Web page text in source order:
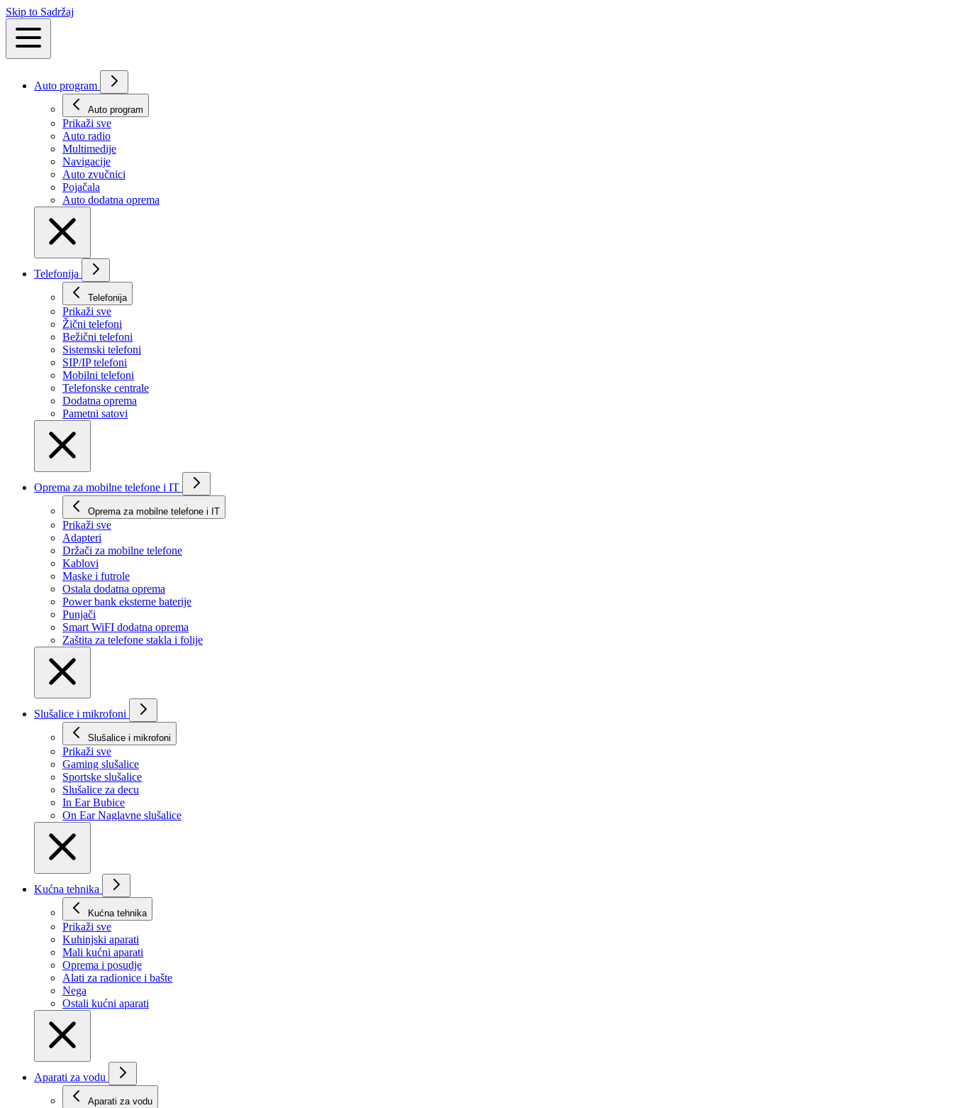
Skip to Sadržaj
Auto program
Auto program
Prikaži svе
Auto radio
Multimedije
Navigacije
Auto zvučnici
Pojačala
Auto dodatna oprema
Telefonija
Telefonija
Prikaži svе
Žični telefoni
Bežični telefoni
Sistemski telefoni
SIP/IP telefoni
Mobilni telefoni
Telefonske centrale
Dodatna oprema
Pametni satovi
Oprema za mobilne telefone i IT
Oprema za mobilne telefone i IT
Prikaži svе
Adapteri
Držači za mobilne telefone
Kablovi
Maske i futrole
Ostala dodatna oprema
Power bank eksterne baterije
Punjači
Smart WiFI dodatna oprema
Zaštita za telefone stakla i folije
Slušalice i mikrofoni
Slušalice i mikrofoni
Prikaži svе
Gaming slušalice
Sportske slušalice
Slušalice za decu
In Ear Bubice
On Ear Naglavne slušalice
Kućna tehnika
Kućna tehnika
Prikaži svе
Kuhinjski aparati
Mali kućni aparati
Oprema i posudje
Alati za radionice i bašte
Nega
Ostali kućni aparati
Aparati za vodu
Aparati za vodu